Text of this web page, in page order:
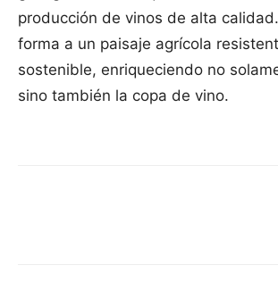
producción de vinos de alta
forma a un paisaje agrícola
sostenible, enriqueciendo no
sino también la copa de vino.